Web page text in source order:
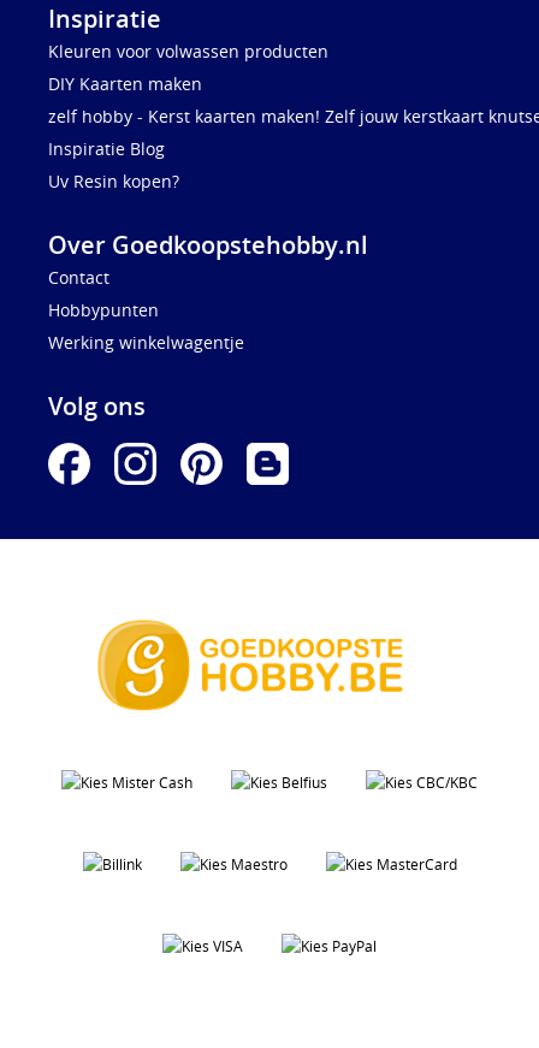
Inspiratie
Kleuren voor volwassen producten
DIY Kaarten maken
zelf hobby - Kerst kaarten maken! Zelf jouw kerstkaart
Inspiratie Blog
Uv Resin kopen?
Over Goedkoopstehobby.nl
Contact
Hobbypunten
Werking winkelwagentje
Volg ons